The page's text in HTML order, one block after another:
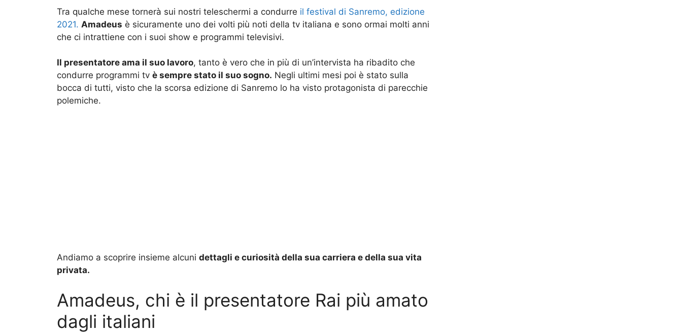
Tra qualche mese tornerà sui nostri teleschermi a condurre il festival di Sanremo, edizione
2021. Amadeus è sicuramente uno dei volti più noti della tv italiana e sono ormai molti anni
che ci intrattiene con i suoi show e programmi televisivi.
Il presentatore ama il suo lavoro, tanto è vero che in più di un’intervista ha ribadito che
condurre programmi tv è sempre stato il suo sogno. Negli ultimi mesi poi è stato sulla
bocca di tutti, visto che la scorsa edizione di Sanremo lo ha visto protagonista di parecchie
polemiche.
Andiamo a scoprire insieme alcuni dettagli e curiosità della sua carriera e della sua vita
privata.
Amadeus, chi è il presentatore Rai più amato
dagli italiani